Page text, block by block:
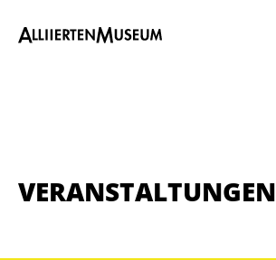
VERANSTALTUNGEN